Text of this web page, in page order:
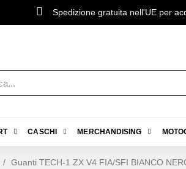
Spedizione gratuita nell'UE per
CASCHI MERCHANDISING
Guanti TECH-1 ZX V4 FIA/SFI BIANCO